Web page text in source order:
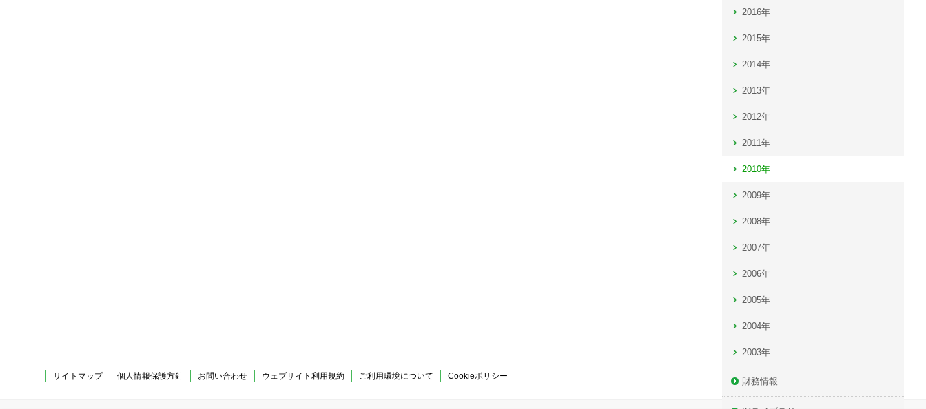
2016年
2015年
2014年
2013年
2012年
2011年
2010年
2009年
2008年
2007年
2006年
2005年
2004年
2003年
財務情報
サイトマップ 個人情報保護方針 お問い合わせ ウェブサイト利用規約 ご利用環境について Cookieポリシー